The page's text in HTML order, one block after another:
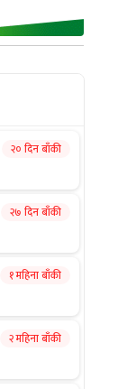
२० दिन बाँकी
२७ दिन बाँकी
१ महिना बाँकी
२ महिना बाँकी